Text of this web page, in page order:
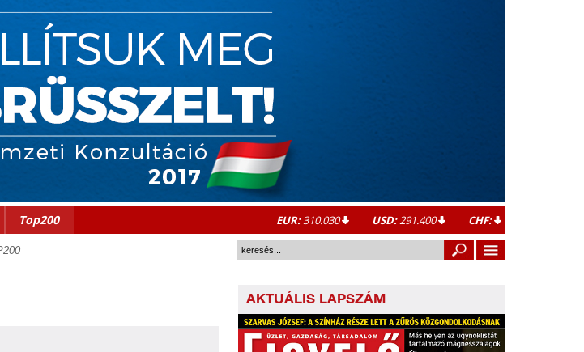
Top200 EUR:310.030 USD:291.400 CHF:
AKTUÁLIS LAPSZÁM